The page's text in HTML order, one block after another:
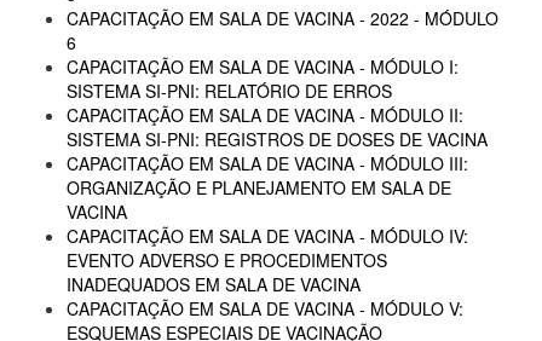
CAPACITAÇÃO EM SALA DE VACINA - 2022 - MÓDULO
6
CAPACITAÇÃO EM SALA DE VACINA - MÓDULO I:
SISTEMA SI-PNI: RELATÓRIO DE ERROS
CAPACITAÇÃO EM SALA DE VACINA - MÓDULO II:
SISTEMA SI-PNI: REGISTROS DE DOSES DE VACINA
CAPACITAÇÃO EM SALA DE VACINA - MÓDULO III:
ORGANIZAÇÃO E PLANEJAMENTO EM SALA DE
VACINA
CAPACITAÇÃO EM SALA DE VACINA - MÓDULO IV:
EVENTO ADVERSO E PROCEDIMENTOS
INADEQUADOS EM SALA DE VACINA
CAPACITAÇÃO EM SALA DE VACINA - MÓDULO V:
ESQUEMAS ESPECIAIS DE VACINAÇÃO